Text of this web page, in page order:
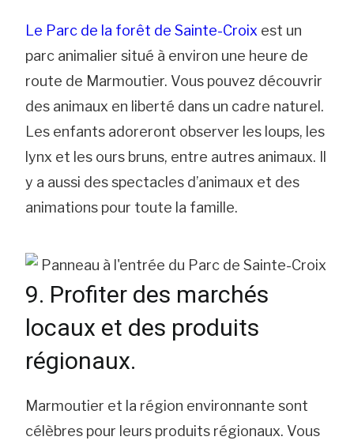
Le Parc de la forêt de Sainte-Croix est un
parc animalier situé à environ une heure de
route de Marmoutier. Vous pouvez découvrir
des animaux en liberté dans un cadre naturel.
Les enfants adoreront observer les loups, les
lynx et les ours bruns, entre autres animaux. Il
y a aussi des spectacles d’animaux et des
animations pour toute la famille.
9. Profiter des marchés
locaux et des produits
régionaux.
Marmoutier et la région environnante sont
célèbres pour leurs produits régionaux. Vous